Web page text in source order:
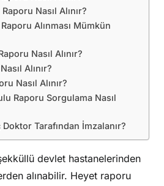
Nasıl Alınır?
Alınması Mümkün
Nasıl Alınır?
Alınır?
Nasıl Alınır?
Raporu Sorgulama Nasıl
Tarafından İmzalanır?
devlet hastanelerinden
alınabilir. Heyet raporu